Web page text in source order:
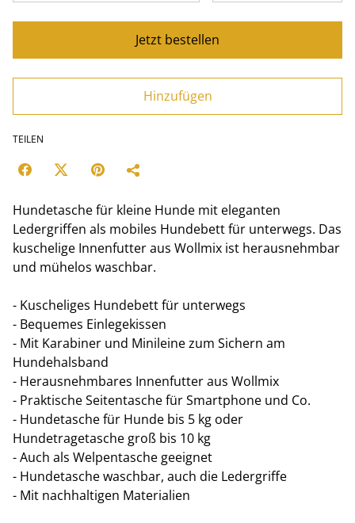
Jetzt bestellen
Hinzufügen
TEILEN
Hundetasche für kleine Hunde mit eleganten
Ledergriffen als mobiles Hundebett für unterwegs. Das
kuschelige Innenfutter aus Wollmix ist herausnehmbar
und mühelos waschbar.
- Kuscheliges Hundebett für unterwegs
- Bequemes Einlegekissen
- Mit Karabiner und Minileine zum Sichern am
Hundehalsband
- Herausnehmbares Innenfutter aus Wollmix
- Praktische Seitentasche für Smartphone und Co.
- Hundetasche für Hunde bis 5 kg oder
Hundetragetasche groß bis 10 kg
- Auch als Welpentasche geeignet
- Hundetasche waschbar, auch die Ledergriffe
- Mit nachhaltigen Materialien